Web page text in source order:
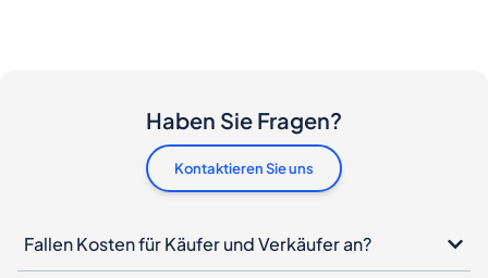
Haben Sie Fragen?
Kontaktieren Sie uns
Fallen Kosten für Käufer und Verkäufer an?